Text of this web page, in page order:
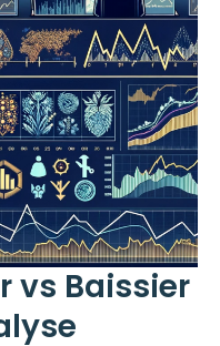
vs Baissier